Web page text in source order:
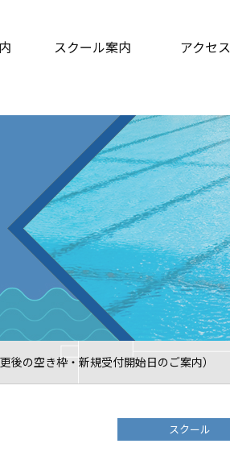
よくある質問
スクール案内
コーチ紹介
アクセス
の空き枠・新規受付開始日のご案内）
スクール